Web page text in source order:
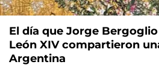
El día que Jorge
León XIV compartieron
Argentina